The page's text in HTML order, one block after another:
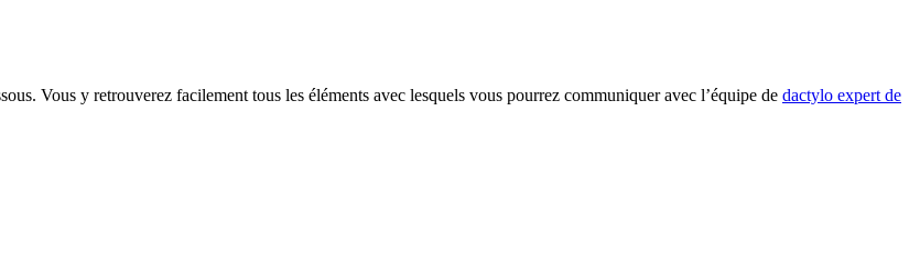
Vous y retrouverez facilement tous les éléments avec lesquels vous pourrez communiquer avec l’équipe de dactylo expert de